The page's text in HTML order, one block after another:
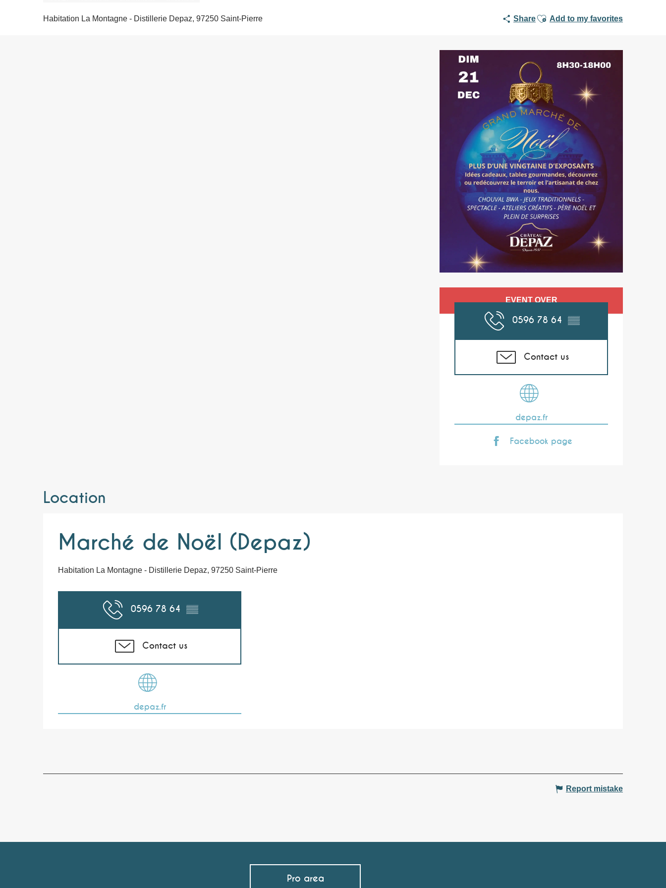
Habitation La Montagne - Distillerie Depaz, 97250 Saint-Pierre ShareAjouter aux favoris
Add to my favorites
Opening hours &
EVENT OVER
0596 78 64 ▒▒
Contact us
depaz.fr
Facebook page
Location
Marché de Noël (Depaz)
Habitation La Montagne - Distillerie Depaz, 97250 Saint-Pierre
0596 78 64 ▒▒
Contact us
depaz.fr
Report mistake
Pro area